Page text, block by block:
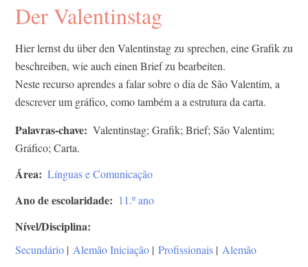
Der Valentinstag
Hier lernst du über den Valentinstag zu sprechen, eine Grafik zu
beschreiben, wie auch einen Brief zu bearbeiten.
Neste recurso aprendes a falar sobre o dia de São Valentim, a
descrever um gráfico, como também a a estrutura da carta.
Palavras-chave
Valentinstag; Grafik; Brief; São Valentim;
Gráfico; Carta.
Área Línguas e Comunicação
Ano de escolaridade 11.º ano
Nível/Disciplina
Secundário | Alemão Iniciação | Profissionais | Alemão